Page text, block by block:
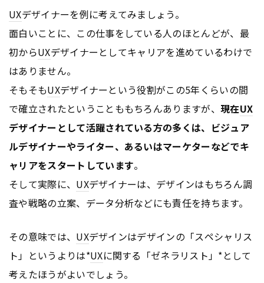
UXデザイナーを例に考えてみましょう。
面白いことに、この仕事をしている人のほとんどが、最
初からUXデザイナーとしてキャリアを進めているわけで
はありません。
そもそもUXデザイナーという役割がこの5年くらいの間
で確立されたということももちろんありますが、現在UX
デザイナーとして活躍されている方の多くは、ビジュア
ルデザイナーやライター、あるいはマーケターなどでキ
ャリアをスタートしています。
そして実際に、 UXデザイナーは、デザインはもちろん調
査や戦略の立案、データ分析などにも責任を持ちます。
その意味では、 UXデザインはデザインの「スペシャリス
ト」というよりは*UXに関する「ゼネラリスト」*として
考えたほうがよいでしょう。